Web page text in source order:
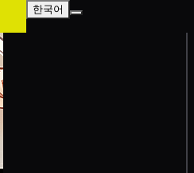
한국어